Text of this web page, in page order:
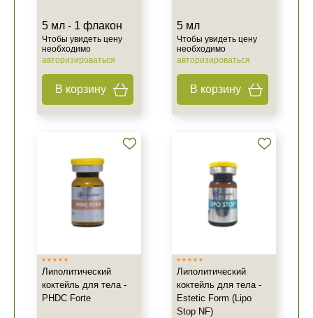
5 мл - 1 флакон
Чтобы увидеть цену
необходимо
авторизироваться
В корзину
5 мл
Чтобы увидеть цену
необходимо
авторизироваться
В корзину
Липолитический
коктейль для тела -
PHDC Forte
Липолитический
коктейль для тела -
Estetic Form (Lipo
Stop NF)